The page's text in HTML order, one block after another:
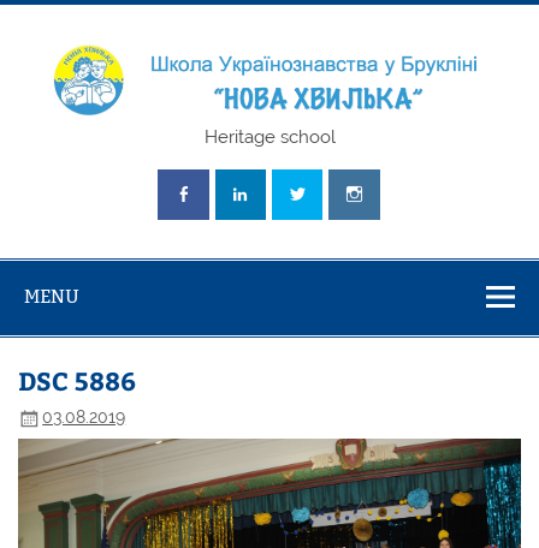
Skip
"Нова
Heritage school
MENU
DSC 5886
03.08.2019